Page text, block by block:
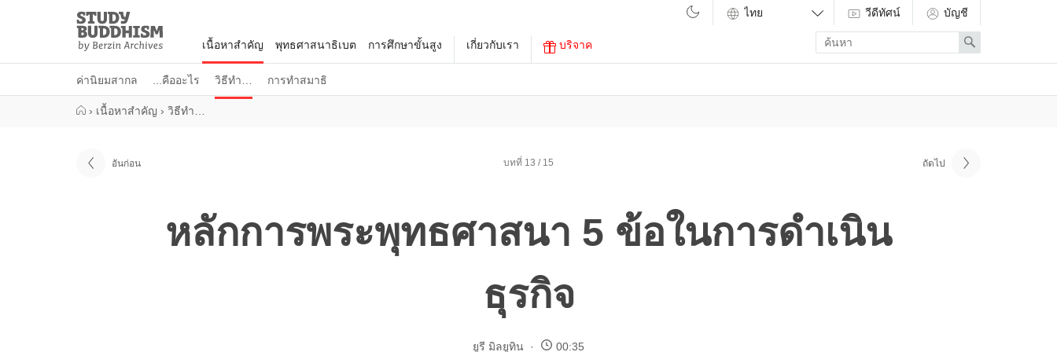
Study
Buddhism
Home
เนื้อหาสำคัญ
ค่านิยมสากล ...คืออะไร วิธีทำ… การทำสมาธิ
พุทธศาสนาธิเบต การศึกษาขั้นสูง เกี่ยวกับเรา บริจาค
วีดีทัศน์
บัญชี
Enter
search
term
Search
› เนื้อหาสำคัญ › วิธีทำ…
อันก่อน บทที่ 13 / 15 ถัดไป
หลักการพระพุทธศาสนา 5 ข้อในการดำเนิน
ธุรกิจ
ยูรี มิลยูทิน 00:35